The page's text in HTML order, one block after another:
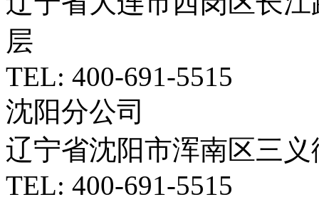
层
TEL: 400-691-5515
沈阳分公司
辽宁省沈阳市浑南区三
TEL: 400-691-5515